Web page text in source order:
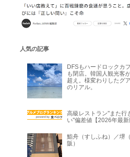
人気の記事
DFSもハードロックカ
も閉店。韓国人観光客
超え。様変わりしたグ
のリアル。
高級レストラン"また行
い"偏差値【2026年最新
鮨舟（すしふね）／堺
阪）